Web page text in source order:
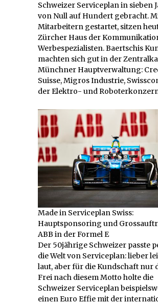
Schweizer Serviceplan in sieben
von Null auf Hundert gebracht.
Mitarbeitern gestartet, sitzen
Zürcher Haus der
Werbespezialisten. Baertschis
machten sich gut in der
Münchner Hauptverwaltung:
Suisse, Migros Industrie,
der Elektro- und
Made in Serviceplan Swiss:
Hauptsponsoring und
ABB in der Formel E
Der 50jährige Schweizer passte
die Welt von Serviceplan: lieber
laut, aber für die Kundschaft nur
Frei nach diesem Motto holte die
Schweizer Serviceplan
einen Euro Effie mit der